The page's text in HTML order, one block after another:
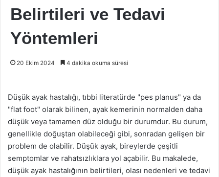
Belirtileri ve Tedavi
Yöntemleri
20 Ekim 2024 4 dakika okuma süresi
Düşük ayak hastalığı, tıbbi literatürde "pes planus" ya da
"flat foot" olarak bilinen, ayak kemerinin normalden daha
düşük veya tamamen düz olduğu bir durumdur. Bu durum,
genellikle doğuştan olabileceği gibi, sonradan gelişen bir
problem de olabilir. Düşük ayak, bireylerde çeşitli
semptomlar ve rahatsızlıklara yol açabilir. Bu makalede,
düşük ayak hastalığının belirtileri, olası nedenleri ve tedavi